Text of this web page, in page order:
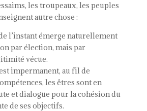
les troupeaux, les peuples
autre chose :
l’instant émerge naturellement
par élection, mais par
vécue.
impermanent, au fil de
les êtres sont en
et dialogue pour la cohésion du
de ses objectifs.